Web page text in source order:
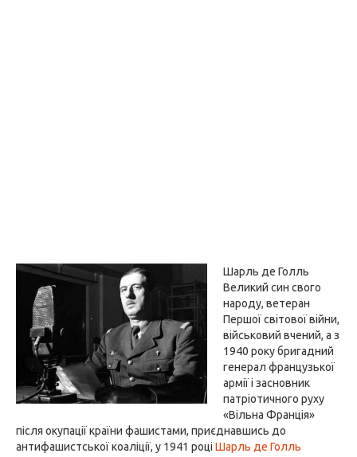
Шарль де Голль
Великий син свого
народу, ветеран
Першої світової війни,
військовий вчений, а з
1940 року бригадний
генерал французької
армії і засновник
патріотичного руху
«Вільна Франція»
після окупації країни фашистами, приєднавшись до
антифашистської коаліції, у 1941 році Шарль де Голль